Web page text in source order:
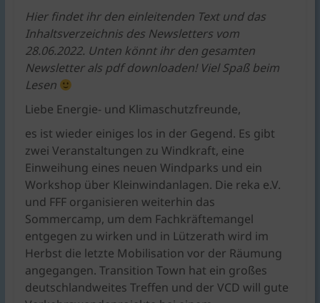
Energie,
Umwelt,
Mobilität,
Ernährung,
Konsum.
Hier findet ihr den einleitenden Text und das
Inhaltsverzeichnis des Newsletters vom
28.06.2022. Unten könnt ihr den gesamten
Newsletter als pdf downloaden! Viel Spaß beim
Lesen
Liebe Energie- und Klimaschutzfreunde,
es ist wieder einiges los in der Gegend. Es gibt
zwei Veranstaltungen zu Windkraft, eine
Einweihung eines neuen Windparks und ein
Workshop über Kleinwindanlagen. Die reka e.V.
und FFF organisieren weiterhin das
Sommercamp, um dem Fachkräftemangel
entgegen zu wirken und in Lützerath wird im
Herbst die letzte Mobilisation vor der Räumung
angegangen. Transition Town hat ein großes
deutschlandweites Treffen und der VCD will gute